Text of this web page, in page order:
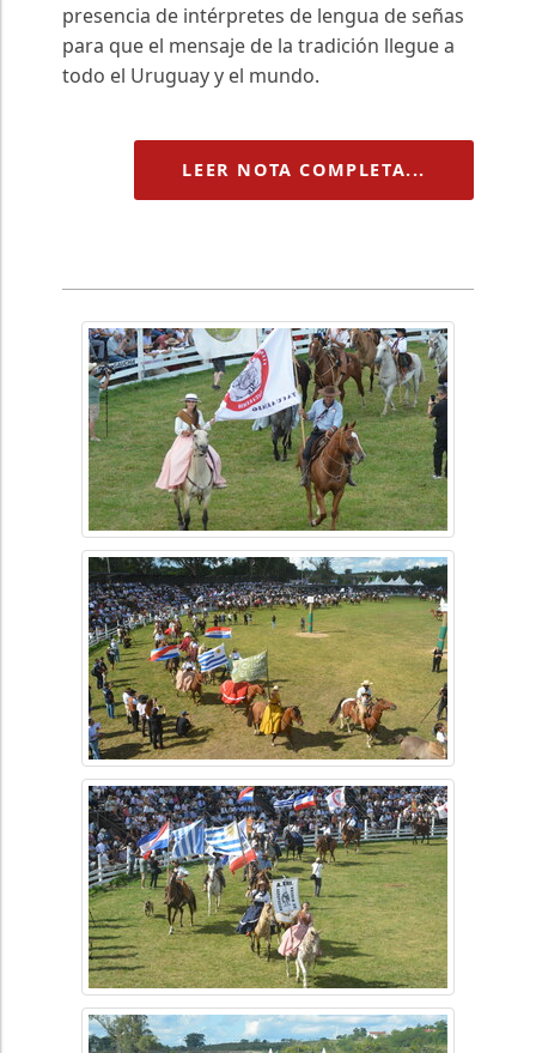
presencia de intérpretes de lengua de señas
para que el mensaje de la tradición llegue a
todo el Uruguay y el mundo.
LEER NOTA COMPLETA...